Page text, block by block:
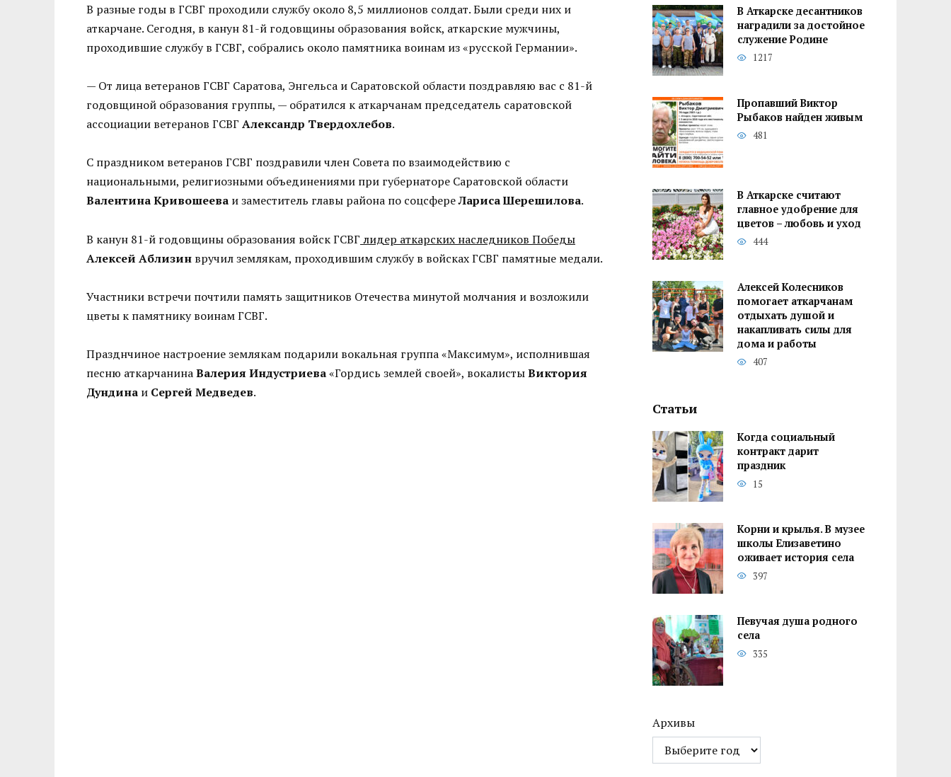
В разные годы в ГСВГ проходили службу около 8,5 миллионов солдат. Были среди них и
аткарчане. Сегодня, в канун 81-й годовщины образования войск, аткарские мужчины,
проходившие службу в ГСВГ, собрались около памятника воинам из «русской Германии».
— От лица ветеранов ГСВГ Саратова, Энгельса и Саратовской области поздравляю вас с 81-й
годовщиной образования группы, — обратился к аткарчанам председатель саратовской
ассоциации ветеранов ГСВГ Александр Твердохлебов.
С праздником ветеранов ГСВГ поздравили член Совета по взаимодействию с
национальными, религиозными объединениями при губернаторе Саратовской области
Валентина Кривошеева и заместитель главы района по соцсфереЛариса Шерешилова.
В канун 81-й годовщины образования войск ГСВГ лидер аткарских наследников Победы
Алексей Аблизин вручил землякам, проходившим службу в войсках ГСВГ памятные медали.
Участники встречи почтили память защитников Отечества минутой молчания и возложили
цветы к памятнику воинам ГСВГ.
Празднчиное настроение землякам подарили вокальная группа «Максимум», исполнившая
песню аткарчанинаВалерия Индустриева«Гордись землей своей», вокалистыВиктория
Дундина и Сергей Медведев.
В Аткарске десантников
наградили за достойное
служение Родине
1217
Пропавший Виктор
Рыбаков найден живым
481
В Аткарске считают
главное удобрение для
цветов – любовь и уход
444
Алексей Колесников
помогает аткарчанам
отдыхать душой и
накапливать силы для
дома и работы
407
Статьи
Когда социальный
контракт дарит
праздник
15
Корни и крылья. В музее
школы Елизаветино
оживает история села
397
Певучая душа родного
села
335
Архивы